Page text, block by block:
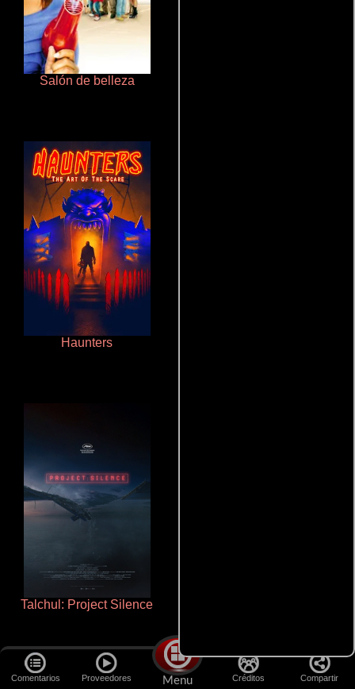
Comentarios Proveedores Menu Créditos Compartir
Salón de belleza
Haunters
Talchul: Project Silence